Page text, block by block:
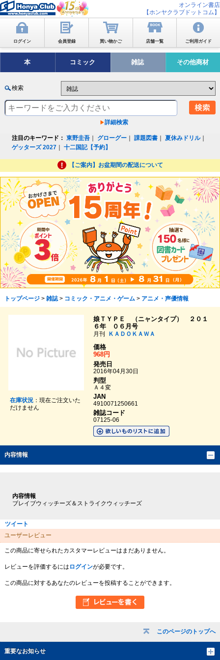
オンライン書店
【ホンヤクラブドットコム】
ログイン 会員登録 買い物かご 店舗一覧 ご利用ガイド
本 コミック 雑誌 その他商材
検索
詳細検索
注目のキーワード： 東野圭吾 グローグー ｜課題図書 ｜夏休みドリル｜
ゲッターズ 2027 ｜十二国記【予約】
【ご案内】お盆期間の配送について
このページのトップへ
重要なお知らせ
トップページ> 雑誌> コミック・アニメ・ゲーム > アニメ・声優情報
在庫状況：現在ご注文いた
だけません
娘ＴＹＰＥ （ニャンタイプ） ２０１
６年 ０６月号
月刊
ＫＡＤＯＫＡＷＡ
価格
968円
発売日
2016年04月30日
判型
Ａ４変
JAN
4910071250661
雑誌コード
07125-06
内容情報
内容情報
ブレイブウィッチーズ＆ストライクウィッチーズ
ツイート
ユーザーレビュー
この商品に寄せられたカスタマーレビューはまだありません。
レビューを評価するには ログインが必要です。
この商品に対するあなたのレビューを投稿することができます。